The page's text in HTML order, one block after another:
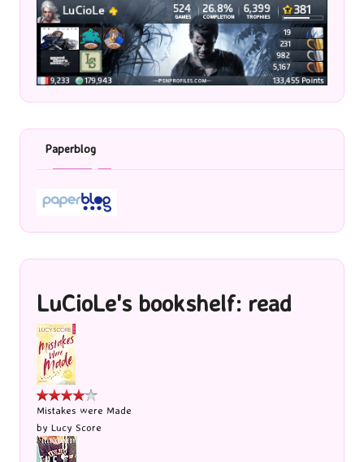
Paperblog
LuCioLe's bookshelf: read
Mistakes were Made
by Lucy Score